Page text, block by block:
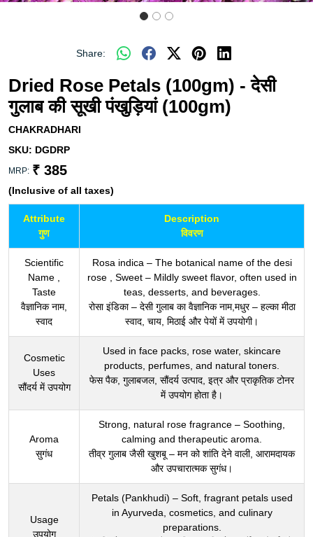
Share:
Dried Rose Petals (100gm) - देसी
गुलाब की सूखी पंखुड़ियां (100gm)
CHAKRADHARI
SKU: DGDRP
MRP: ₹ 385
(Inclusive of all taxes)
Attribute
गुण
Description
विवरण
Scientific
Name ,
Taste
वैज्ञानिक नाम,
स्वाद
Rosa indica – The botanical name of the desi
rose , Sweet – Mildly sweet flavor, often used in
teas, desserts, and beverages.
रोसा इंडिका – देसी गुलाब का वैज्ञानिक नाम,मधुर – हल्का मीठा
स्वाद, चाय, मिठाई और पेयों में उपयोगी।
Cosmetic
Uses
सौंदर्य में उपयोग
Used in face packs, rose water, skincare
products, perfumes, and natural toners.
फेस पैक, गुलाबजल, सौंदर्य उत्पाद, इत्र और प्राकृतिक टोनर
में उपयोग होता है।
Aroma
सुगंध
Strong, natural rose fragrance – Soothing,
calming and therapeutic aroma.
तीव्र गुलाब जैसी खुशबू – मन को शांति देने वाली, आरामदायक
और उपचारात्मक सुगंध।
Usage
उपयोग
Petals (Pankhudi) – Soft, fragrant petals used
in Ayurveda, cosmetics, and culinary
preparations.